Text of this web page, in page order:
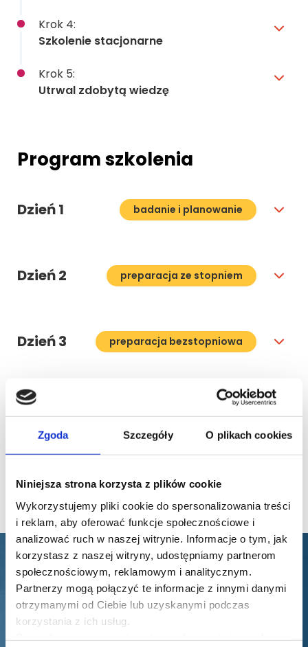
Zgoda Szczegóły O plikach cookies
Niniejsza strona korzysta z plików cookie
Wykorzystujemy pliki cookie do spersonalizowania treści
i reklam, aby oferować funkcje społecznościowe i
analizować ruch w naszej witrynie. Informacje o tym, jak
korzystasz z naszej witryny, udostępniamy partnerom
społecznościowym, reklamowym i analitycznym.
Partnerzy mogą połączyć te informacje z innymi danymi
otrzymanymi od Ciebie lub uzyskanymi podczas
korzystania z ich usług.
Krok 4:
Szkolenie stacjonarne
Krok 5:
Utrwal zdobytą wiedzę
Program szkolenia
Dzień 1 badanie i planowanie
Dzień 2 preparacja ze stopniem
Dzień 3 preparacja bezstopniowa
Materiały wideo do
szkolenia
4,5 h
Materiały bonusowe 3,5 h
Opinie naszych
uczestników